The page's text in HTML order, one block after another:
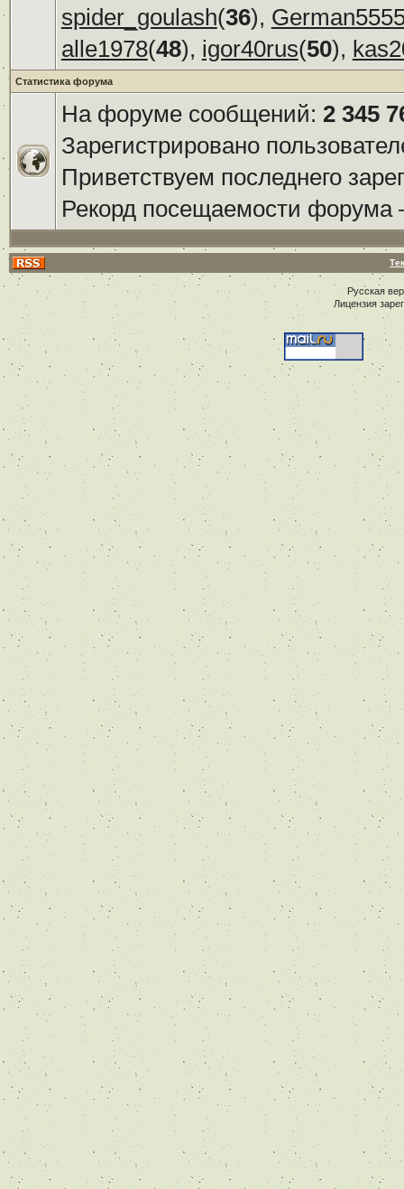
spider_goulash(36),
alle1978(48), igor40rus(50),
Статистика форума
На форуме сообщений: 2 345
Зарегистрировано
Приветствуем последнего
Рекорд посещаемости
Русская
Лицензия